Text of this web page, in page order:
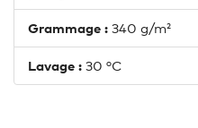
Grammage : 340 g/m²
Lavage : 30 °C